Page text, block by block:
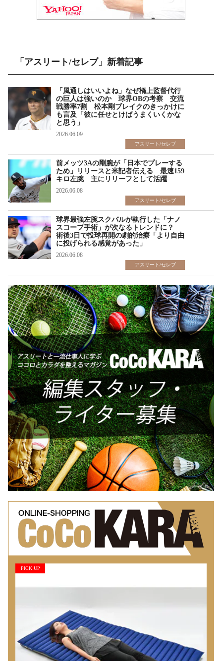
「アスリート/セレブ」新着記事
「風通しはいいよね」なぜ橋上監督代行
の巨人は強いのか 球界OBの考察 交流
戦勝率7割 松本剛ブレイクのきっかけに
も言及「彼に任せとけばうまくいくかな
と思う」
2026.06.09
アスリート/セレブ
前メッツ3Aの剛腕が「日本でプレーする
ため」リリースと米記者伝える 最速159
キロ左腕 主にリリーフとして活躍
2026.06.08
アスリート/セレブ
球界最強左腕スクバルが執行した「ナノ
スコープ手術」が次なるトレンドに？
術後3日で投球再開の劇的治療「より自由
に投げられる感覚があった」
2026.06.08
アスリート/セレブ
PICK UP